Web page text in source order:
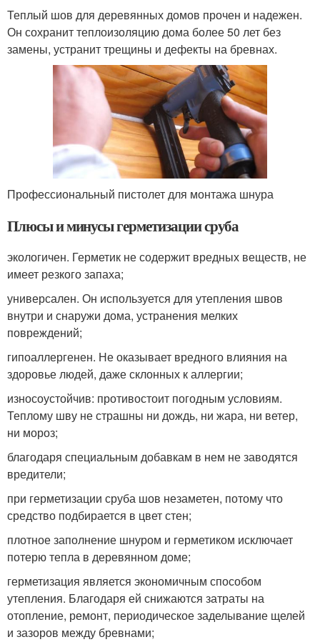
Теплый шов для деревянных домов прочен и надежен.
Он сохранит теплоизоляцию дома более 50 лет без
замены, устранит трещины и дефекты на бревнах.
Профессиональный пистолет для монтажа шнура
Плюсы и минусы герметизации сруба
экологичен. Герметик не содержит вредных веществ, не
имеет резкого запаха;
универсален. Он используется для утепления швов
внутри и снаружи дома, устранения мелких
повреждений;
гипоаллергенен. Не оказывает вредного влияния на
здоровье людей, даже склонных к аллергии;
износоустойчив: противостоит погодным условиям.
Теплому шву не страшны ни дождь, ни жара, ни ветер,
ни мороз;
благодаря специальным добавкам в нем не заводятся
вредители;
при герметизации сруба шов незаметен, потому что
средство подбирается в цвет стен;
плотное заполнение шнуром и герметиком исключает
потерю тепла в деревянном доме;
герметизация является экономичным способом
утепления. Благодаря ей снижаются затраты на
отопление, ремонт, периодическое заделывание щелей
и зазоров между бревнами;